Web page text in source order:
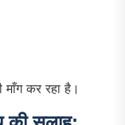
कर रहा है।